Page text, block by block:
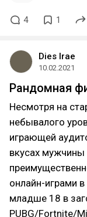
4 1
Dies Irae
10.02.2021
Рандомная
Несмотря на
небывалого
играющей
вкусах мужчины
онлайн-играми
младше 18 в
PUBG/Fortnite/